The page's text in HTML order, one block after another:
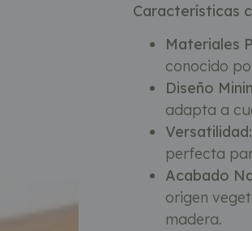
Características
Materiales
conocido
Diseño
adapta a
Versatilidad:
perfecta
Acabado
origen
madera.